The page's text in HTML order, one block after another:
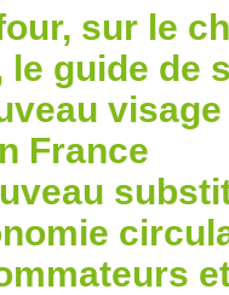
sur le
le guide de
France